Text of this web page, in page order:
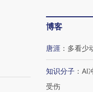
博客
唐涯 ： 多看少
知识分子 ： AI
受伤